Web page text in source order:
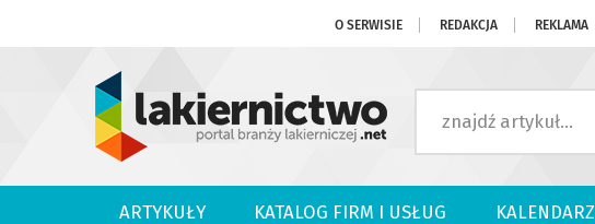
O SERWISIE REDAKCJA REKLAMA
ARTYKUŁY KATALOG FIRM I USŁUG KALENDARZ